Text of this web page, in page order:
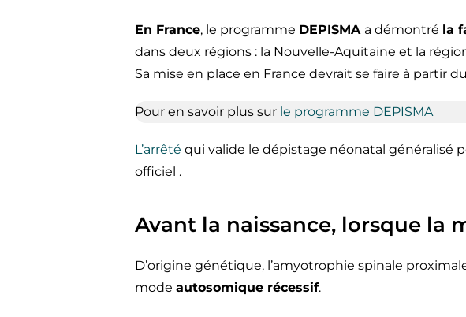
En France, le programme DEPISMA a démontré la
dans deux régions : la Nouvelle-Aquitaine et la
Sa mise en place en France devrait se faire à partir
Pour en savoir plus sur le programme DEPISMA
L’arrêté qui valide le dépistage néonatal généralisé
officiel .
Avant la naissance, lorsque la
D’origine génétique, l’amyotrophie spinale
mode autosomique récessif.